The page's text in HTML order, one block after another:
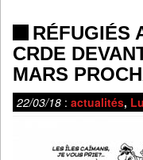
RÉFUGIÉS
CRDE
MARS
22/03/18 : actualités,